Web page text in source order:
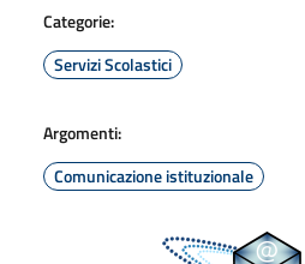
Categorie:
Servizi Scolastici
Argomenti:
Comunicazione istituzionale